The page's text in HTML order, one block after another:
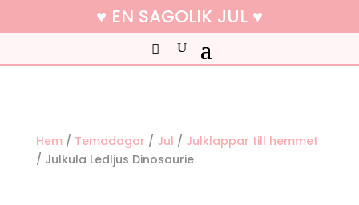
♥ EN SAGOLIK JUL ♥
Hem/ Temadagar / Jul / Julklappar till hemmet
/ Julkula Ledljus Dinosaurie